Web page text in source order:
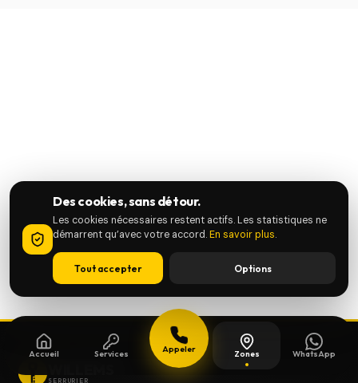
Accueil Services Appeler Zones WhatsApp
SERRURIER
Des cookies, sans détour.
Les cookies nécessaires restent actifs. Les statistiques ne
démarrent qu’avec votre accord.En savoir plus.
Tout accepter Options